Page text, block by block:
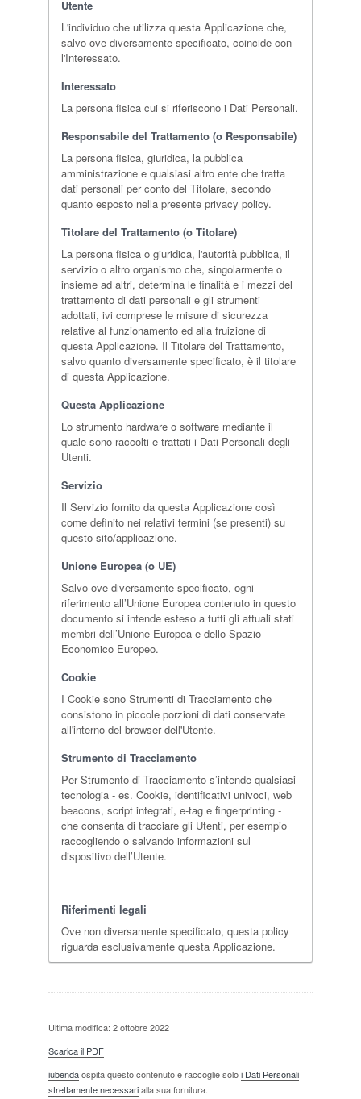
Utente
L'individuo che utilizza questa Applicazione che,
salvo ove diversamente specificato, coincide con
l'Interessato.
Interessato
La persona fisica cui si riferiscono i Dati Personali.
Responsabile del Trattamento (o Responsabile)
La persona fisica, giuridica, la pubblica
amministrazione e qualsiasi altro ente che tratta
dati personali per conto del Titolare, secondo
quanto esposto nella presente privacy policy.
Titolare del Trattamento (o Titolare)
La persona fisica o giuridica, l'autorità pubblica, il
servizio o altro organismo che, singolarmente o
insieme ad altri, determina le finalità e i mezzi del
trattamento di dati personali e gli strumenti
adottati, ivi comprese le misure di sicurezza
relative al funzionamento ed alla fruizione di
questa Applicazione. Il Titolare del Trattamento,
salvo quanto diversamente specificato, è il titolare
di questa Applicazione.
Questa Applicazione
Lo strumento hardware o software mediante il
quale sono raccolti e trattati i Dati Personali degli
Utenti.
Servizio
Il Servizio fornito da questa Applicazione così
come definito nei relativi termini (se presenti) su
questo sito/applicazione.
Unione Europea (o UE)
Salvo ove diversamente specificato, ogni
riferimento all’Unione Europea contenuto in questo
documento si intende esteso a tutti gli attuali stati
membri dell’Unione Europea e dello Spazio
Economico Europeo.
Cookie
I Cookie sono Strumenti di Tracciamento che
consistono in piccole porzioni di dati conservate
all'interno del browser dell'Utente.
Strumento di Tracciamento
Per Strumento di Tracciamento s’intende qualsiasi
tecnologia - es. Cookie, identificativi univoci, web
beacons, script integrati, e-tag e fingerprinting -
che consenta di tracciare gli Utenti, per esempio
raccogliendo o salvando informazioni sul
dispositivo dell’Utente.
Riferimenti legali
Ove non diversamente specificato, questa policy
riguarda esclusivamente questa Applicazione.
Ultima modifica: 2 ottobre 2022
Scarica il PDF
iubendaospita questo contenuto e raccoglie soloi Dati Personali
strettamente necessarialla sua fornitura.